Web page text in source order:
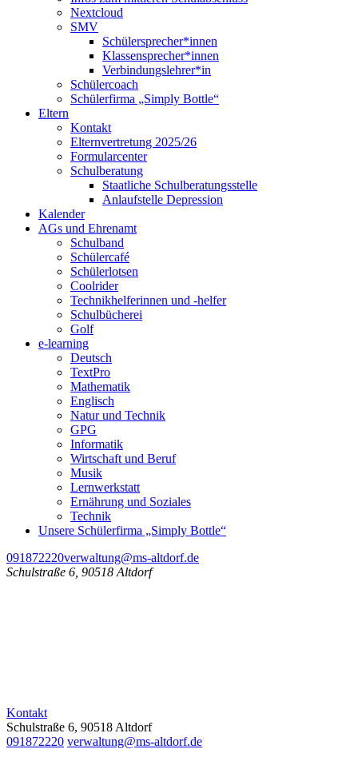
Nextcloud
SMV
Schülersprecher*innen
Klassensprecher*innen
Verbindungslehrer*in
Schülercoach
Schülerfirma „Simply Bottle“
Eltern
Kontakt
Elternvertretung 2025/26
Formularcenter
Schulberatung
Staatliche Schulberatungsstelle
Anlaufstelle Depression
Kalender
AGs und Ehrenamt
Schulband
Schülercafé
Schülerlotsen
Coolrider
Technikhelferinnen und -helfer
Schulbücherei
Golf
e-learning
Deutsch
TextPro
Mathematik
Englisch
Natur und Technik
GPG
Informatik
Wirtschaft und Beruf
Musik
Lernwerkstatt
Ernährung und Soziales
Technik
Unsere Schülerfirma „Simply Bottle“
091872220verwaltung@ms-altdorf.de
Schulstraße 6, 90518 Altdorf
Kontakt
Schulstraße 6, 90518 Altdorf
091872220 verwaltung@ms-altdorf.de